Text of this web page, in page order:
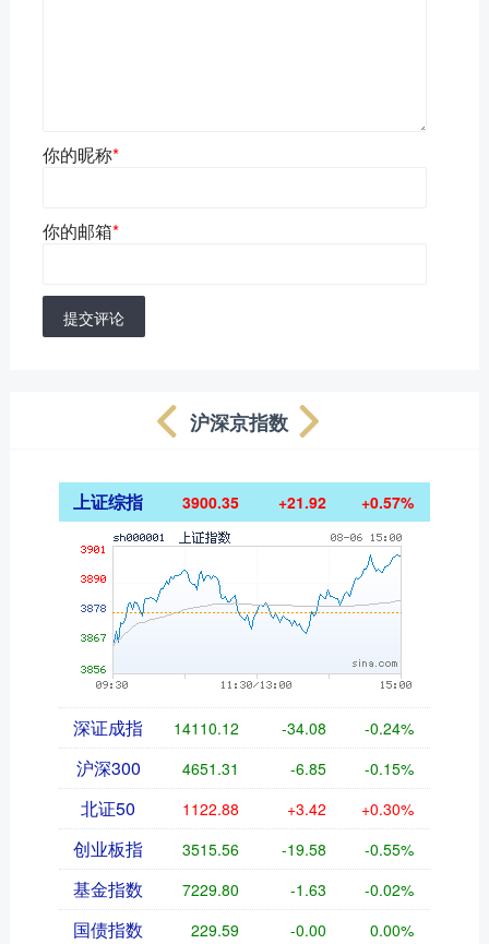
你的昵称*
你的邮箱*
提交评论
沪深京指数
上证综指 3900.35 +21.92 +0.57%
深证成指 14110.12 -34.08 -0.24%
沪深300 4651.31 -6.85 -0.15%
北证50 1122.88 +3.42 +0.30%
创业板指 3515.56 -19.58 -0.55%
基金指数 7229.80 -1.63 -0.02%
国债指数 229.59 -0.00 0.00%